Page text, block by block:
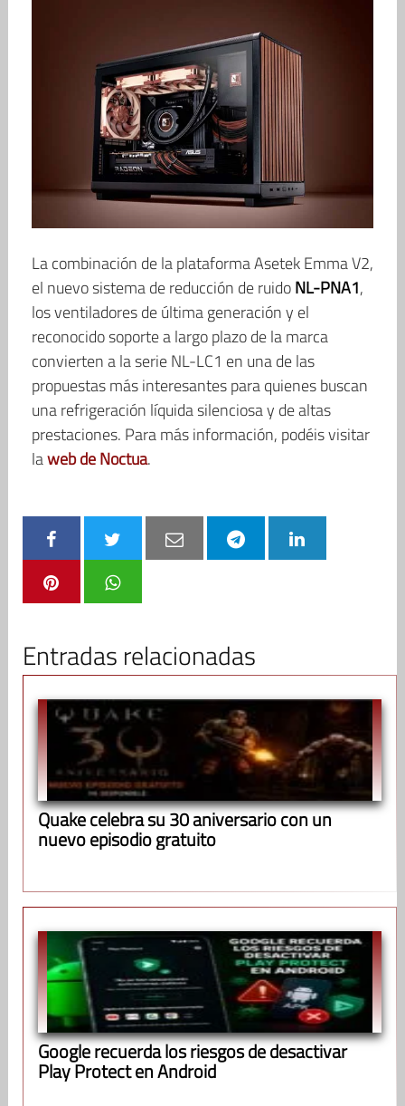
La combinación de la plataforma Asetek Emma V2,
el nuevo sistema de reducción de ruidoNL-PNA1,
los ventiladores de última generación y el
reconocido soporte a largo plazo de la marca
convierten a la serie NL-LC1 en una de las
propuestas más interesantes para quienes buscan
una refrigeración líquida silenciosa y de altas
prestaciones. Para más información, podéis visitar
laweb de Noctua.
Entradas relacionadas
Quake celebra su 30 aniversario con un
nuevo episodio gratuito
Google recuerda los riesgos de desactivar
Play Protect en Android